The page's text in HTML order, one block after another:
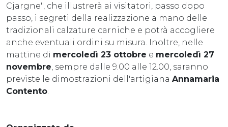
Cjargne", che illustrerà ai visitatori, passo dopo
passo, i segreti della realizzazione a mano delle
tradizionali calzature carniche e potrà accogliere
anche eventuali ordini su misura. Inoltre, nelle
mattine di mercoledì 23 ottobre e mercoledì 27
novembre , sempre dalle 9.00 alle 12.00, saranno
previste le dimostrazioni dell'artigiana Annamaria
Contento